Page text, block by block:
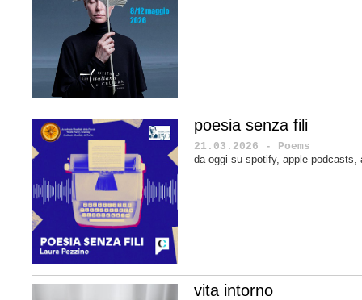
poesia senza fili
21.03.2026 - Poems
da oggi su spotify, apple
vita intorno